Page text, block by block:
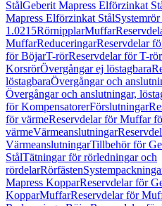
StålGeberit Mapress Elförzinkat
Mapress Elförzinkat Stål
1.0215RörnipplarMuffar
MuffarReduceringarReservdelar
för BöjarT-rörReservdelar för T-rör
KorsrörÖvergångar ej löstagbara
löstagbaraÖvergångar och
Övergångar och anslutningar,
för KompensatorerFörslutningar
för värmeReservdelar för Muffar
värmeVärmeanslutningar
VärmeanslutningarTillbehör för
StålTätningar för rörledningar och
rördelarRörfästen
Mapress KopparReservdelar för
KopparMuffarReservdelar för